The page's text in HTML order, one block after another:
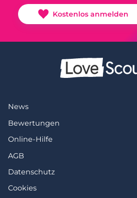
Kostenlos anmelden
News
Bewertungen
Online-Hilfe
AGB
Datenschutz
Cookies